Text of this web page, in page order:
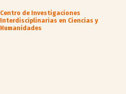
Centro de Investigaciones
Interdisciplinarias en Ciencias y
Humanidades